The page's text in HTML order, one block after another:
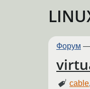
Форум
cable